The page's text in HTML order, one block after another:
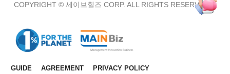
COPYRIGHT © 세이브힐즈 CORP. ALL RIGHTS RESERVED.
GUIDE AGREEMENT PRIVACY POLICY